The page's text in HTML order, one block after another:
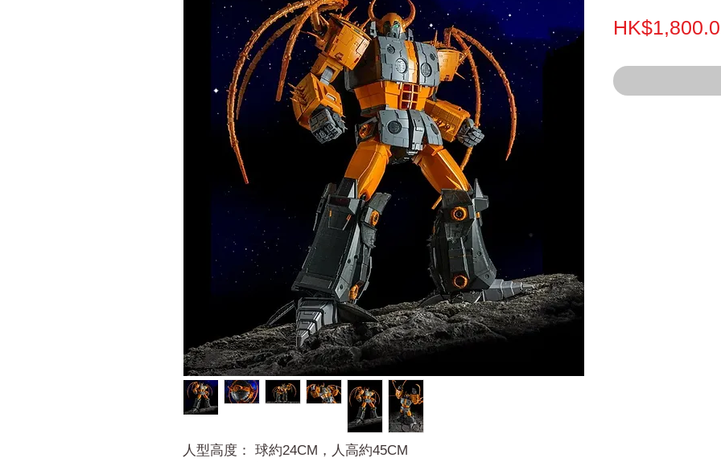
人型高度： 球約24CM，人高約45CM